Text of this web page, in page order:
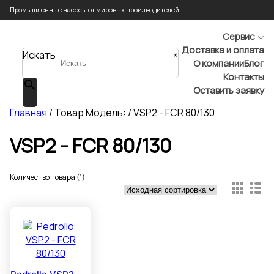
Промышленные насосы от мировых производителей
Искать ×
Сервис
Доставка и оплата
О компанииБлог
Контакты
Оставить заявку
Главная / Товар Модель: / VSP2 - FCR 80/130
VSP2 - FCR 80/130
Количество товара (1)